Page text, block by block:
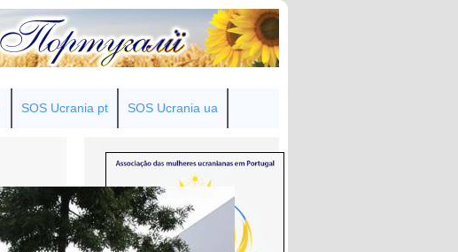
SOS Ucrania pt SOS Ucrania ua